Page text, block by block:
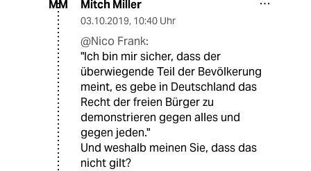
MM Mitch Miller
03.10.2019, 10:40 Uhr
@Nico Frank:
"Ich bin mir sicher, dass der
überwiegende Teil der Bevölkerung
meint, es gebe in Deutschland das
Recht der freien Bürger zu
demonstrieren gegen alles und
gegen jeden."
Und weshalb meinen Sie, dass das
nicht gilt?